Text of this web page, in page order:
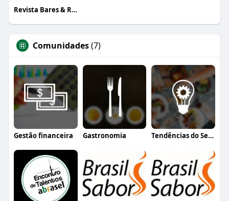
Revista Bares & Restaurantes
Comunidades(7)
Gestão financeira Gastronomia Tendências do Setor